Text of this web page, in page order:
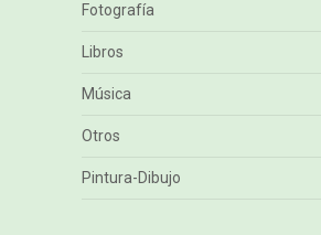
Fotografía
Libros
Música
Otros
Pintura-Dibujo